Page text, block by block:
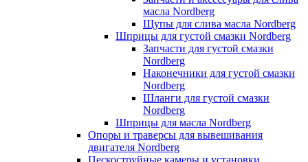
масла Nordberg
Щупы для слива масла Nordberg
Шприцы для густой смазки Nordberg
Запчасти для густой смазки
Nordberg
Наконечники для густой смазки
Nordberg
Шланги для густой смазки
Nordberg
Шприцы для масла Nordberg
Опоры и траверсы для вывешивания
двигателя Nordberg
Пескоструйные камеры и установки